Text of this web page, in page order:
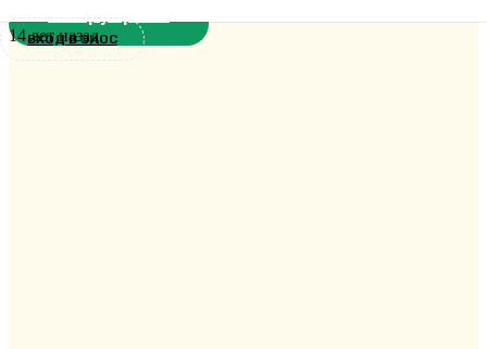
ВХОД В ЭИОС
Без рубрики
14 лет назад